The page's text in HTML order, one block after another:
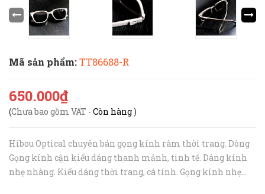
Mã sản phẩm:TT86688-R
650.000₫
(Chưa bao gồm VAT - Còn hàng)
Hibou Optical chuyên bán gọng kính râm thời trang. Dòng
Gọng kính cận kiểu dáng thanh mảnh, tinh tế. Dáng kính
nhẹ nhàng. Kiểu dáng thời trang, cá tính. Gọng kính nhẹ